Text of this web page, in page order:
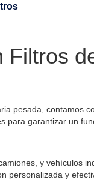
Filtros
pesada, contamos
garantizar un
y vehículos
personalizada y